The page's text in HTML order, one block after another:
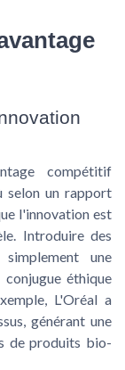
compétitif
selon un rapport
l'innovation est
Introduire des
une
éthique
L'Oréal a
générant une
de produits bio-